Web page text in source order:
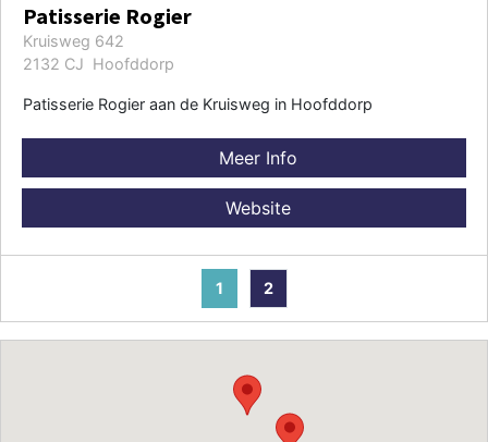
Patisserie Rogier
Kruisweg 642
2132 CJ Hoofddorp
Patisserie Rogier aan de Kruisweg in Hoofddorp
Meer Info
Website
1 2